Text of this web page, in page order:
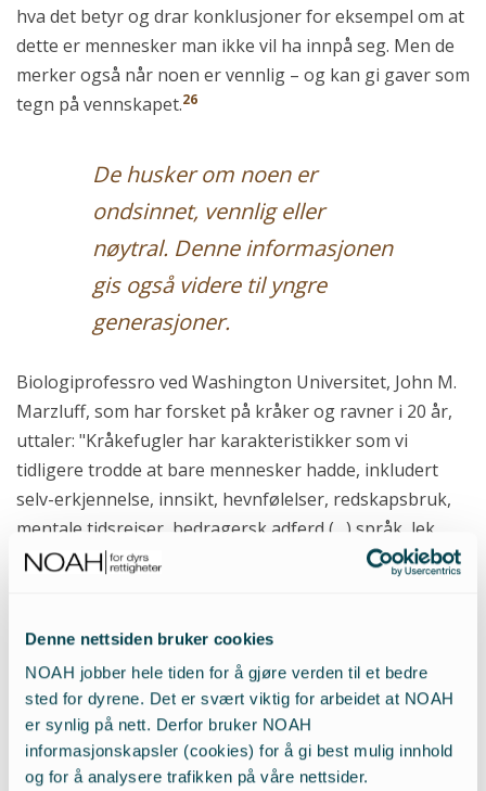
Denne nettsiden bruker cookies
NOAH jobber hele tiden for å gjøre verden til et bedre
sted for dyrene. Det er svært viktig for arbeidet at NOAH
er synlig på nett. Derfor bruker NOAH
informasjonskapsler (cookies) for å gi best mulig innhold
og for å analysere trafikken på våre nettsider.
hva det betyr og drar konklusjoner for eksempel om at
dette er mennesker man ikke vil ha innpå seg. Men de
merker også når noen er vennlig – og kan gi gaver som
tegn på vennskapet.26
De husker om noen er
ondsinnet, vennlig eller
nøytral. Denne informasjonen
gis også videre til yngre
generasjoner.
Biologiprofessro ved Washington Universitet, John M.
Marzluff, som har forsket på kråker og ravner i 20 år,
uttaler: "Kråkefugler har karakteristikker som vi
tidligere trodde at bare mennesker hadde, inkludert
selv-erkjennelse, innsikt, hevnfølelser, redskapsbruk,
mentale tidsreiser, bedragersk adferd (…) språk, lek,
kalkulert risikoadferd, sosial læring og tradisjoner".27
kråkefugler
Kråkefugler er offer for såkalt "predatorkontroll".
Dette er en feilslått forestilling om at mennesker må
regulere naturen.Norge har hatt et anstrengt forhold
til rovdyr lenge. I 1845 var alle norske